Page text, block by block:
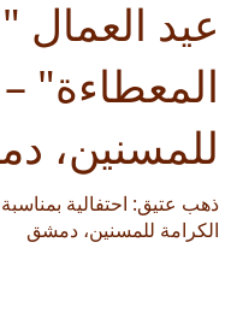
عيد العمال
المعطاءة" –
للمسنين،
ذهب عتيق: احتفالية
الكرامة للمسنين، دمشق